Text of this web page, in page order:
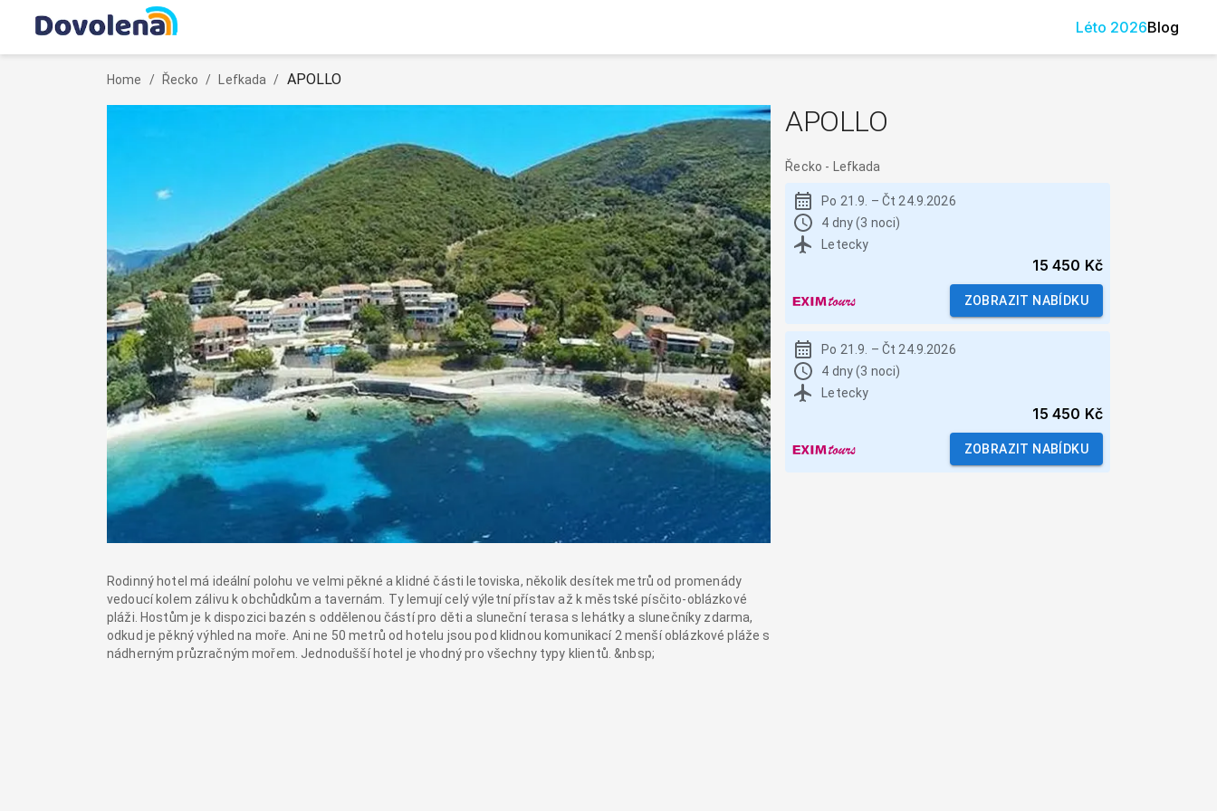
Léto 2026Blog
Home / Řecko / Lefkada / APOLLO
Rodinný hotel má ideální polohu ve velmi pěkné a klidné části letoviska, několik desítek metrů od promenády
vedoucí kolem zálivu k obchůdkům a tavernám. Ty lemují celý výletní přístav až k městské písčito-oblázkové
pláži. Hostům je k dispozici bazén s oddělenou částí pro děti a sluneční terasa s lehátky a slunečníky zdarma,
odkud je pěkný výhled na moře. Ani ne 50 metrů od hotelu jsou pod klidnou komunikací 2 menší oblázkové pláže s
nádherným průzračným mořem. Jednodušší hotel je vhodný pro všechny typy klientů. &nbsp;
APOLLO
Řecko - Lefkada
Po 21.9. – Čt 24.9.2026
4 dny (3 noci)
Letecky
15 450 Kč
ZOBRAZIT NABÍDKU
Po 21.9. – Čt 24.9.2026
4 dny (3 noci)
Letecky
15 450 Kč
ZOBRAZIT NABÍDKU